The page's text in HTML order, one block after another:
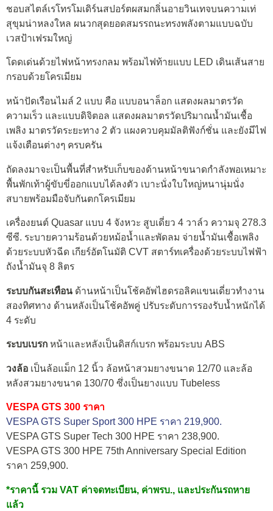
ชอบสไตล์เรโทรโมเดิร์นสปอร์ตผสมกลิ่นอายวินเทจบนความเท่
สุขุมน่าหลงใหล ผนวกสุดยอดสมรรถนะทรงพลังตามแบบฉบับ
เวสป้าเฟรมใหญ่
โดดเด่นด้วยไฟหน้าทรงกลม พร้อมไฟท้ายแบบ LED เดินเส้นสาย
กรอบด้วยโครเมียม
หน้าปัดเรือนไมล์ 2 แบบ คือ แบบอนาล็อก แสดงผลมาตรวัด
ความเร็ว และแบบดิจิตอล แสดงผลมาตรวัดปริมาณน้ำมันเชื้อ
เพลิง มาตรวัดระยะทาง 2 ตัว แผงควบคุมมัลติฟังก์ชั่น และยังมีไฟ
แจ้งเตือนต่างๆ ครบครัน
ถัดลงมาจะเป็นพื้นที่สำหรับเก็บของด้านหน้าขนาดกำลังพอเหมาะ
พื้นพักเท้าผู้ขับขี่ออกแบบได้ลงตัว เบาะนั่งใบใหญ่หนานุ่มนั่ง
สบายพร้อมมือจับกันตกโครเมียม
เครื่องยนต์ Quasar แบบ 4 จังหวะ สูบเดี่ยว 4 วาล์ว ความจุ 278.3
ซีซี. ระบายความร้อนด้วยหม้อน้ำและพัดลม จ่ายน้ำมันเชื้อเพลิง
ด้วยระบบหัวฉีด เกียร์อัตโนมัติ CVT สตาร์ทเครื่องด้วยระบบไฟฟ้า
ถังน้ำมันจุ 8 ลิตร
ระบบกันสะเทือน ด้านหน้าเป็นโช้คอัพไฮดรอลิคแขนเดี่ยวทำงาน
สองทิศทาง ด้านหลังเป็นโช้คอัพคู่ ปรับระดับการรองรับน้ำหนักได้
4 ระดับ
ระบบเบรก หน้าและหลังเป็นดิสก์เบรก พร้อมระบบ ABS
วงล้อ เป็นล้อแม็ก 12 นิ้ว ล้อหน้าสวมยางขนาด 12/70 และล้อ
หลังสวมยางขนาด 130/70 ซึ่งเป็นยางแบบ Tubeless
VESPA GTS 300 ราคา
VESPA GTS Super Sport 300 HPE ราคา 219,900.
VESPA GTS Super Tech 300 HPE ราคา 238,900.
VESPA GTS 300 HPE 75th Anniversary Special Edition
ราคา 259,900.
*ราคานี้ รวม VAT ค่าจดทะเบียน, ค่าพรบ., และประกันรถหาย
แล้ว